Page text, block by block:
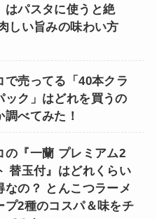
はパスタに使うと絶
しい旨みの味わい方
で売ってる「40本クラ
ック」はどれを買うの
調べてみた！
の『一蘭 プレミアム2
替玉付』はどれくらい
なの？ とんこつラーメ
プ2種のコスパ＆味をチ